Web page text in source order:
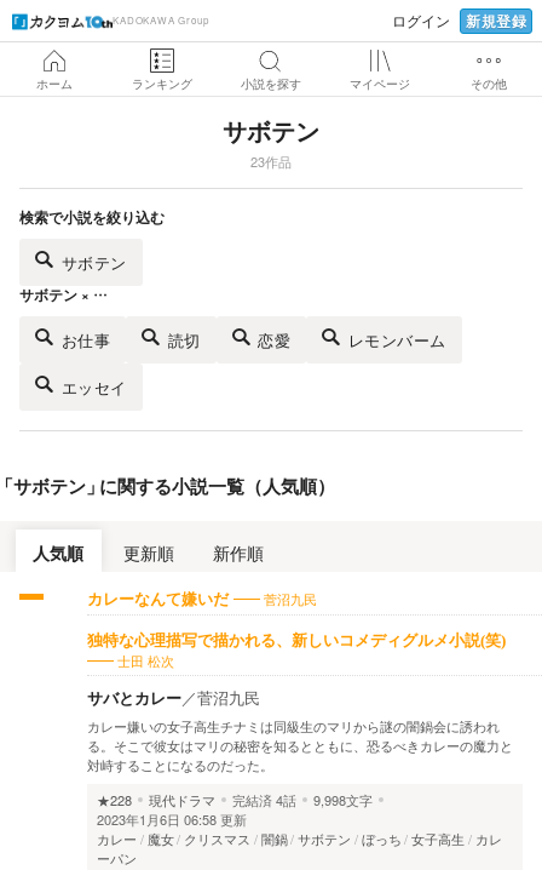
KADOKAWA Group ログイン 新規登録
ホーム ランキング 小説を探す マイページ その他
サボテン
23作品
検索で小説を絞り込む
サボテン
サボテン × …
お仕事 読切 恋愛 レモンバーム
エッセイ
サボテン 」に関する小説一覧（人気順）
人気順 更新順 新作順
カレーなんて嫌いだ 菅沼九民
独特な心理描写で描かれる、新しいコメディグルメ小説(笑)
士田 松次
サバとカレー／菅沼九民
カレー嫌いの女子高生チナミは同級生のマリから謎の闇鍋会に誘われ
る。そこで彼女はマリの秘密を知るとともに、恐るべきカレーの魔力と
対峙することになるのだった。
★228
現代ドラマ 完結済4話
9,998文字
2023年1月6日 06:58 更新
カレー
魔女 クリスマス 闇鍋 サボテン ぼっち 女子高生
カレ
ーパン